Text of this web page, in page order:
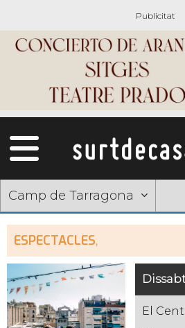
Camp de Tarragona
ESPECTACLES,
El